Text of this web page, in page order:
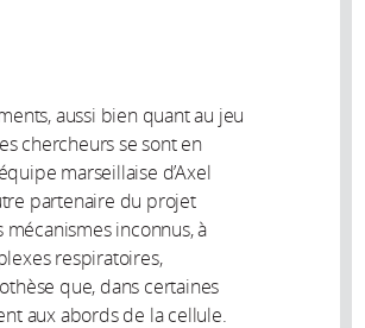
aussi bien quant au jeu
chercheurs se sont en
marseillaise d’Axel
partenaire du projet
mécanismes inconnus, à
respiratoires,
que, dans certaines
aux abords de la cellule.